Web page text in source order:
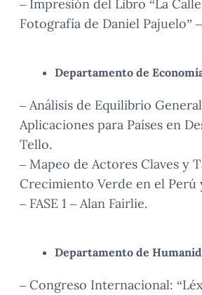
– Impresión del Libro “La
Fotografía de Daniel Pajuelo”
Departamento de
– Análisis de Equilibrio
Aplicaciones para Países en
Tello.
– Mapeo de Actores Claves y
Crecimiento Verde en el Perú
– FASE 1 – Alan Fairlie.
Departamento de
– Congreso Internacional: